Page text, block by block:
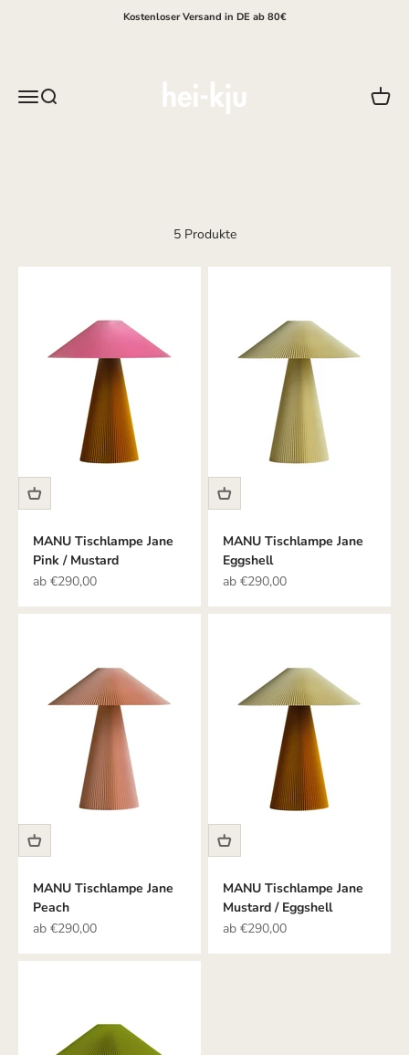
Kostenloser Versand in DE ab 80€
MenüSuche
5 Produkte
MANU Tischlampe Jane
Pink / Mustard
Angebot
ab €290,00
MANU Tischlampe Jane
Eggshell
Angebot
ab €290,00
MANU Tischlampe Jane
Peach
Angebot
ab €290,00
MANU Tischlampe Jane
Mustard / Eggshell
Angebot
ab €290,00